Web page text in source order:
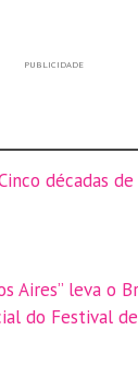
PUBLICIDADE
décadas de
Aires” leva o
do Festival